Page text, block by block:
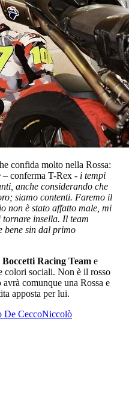
confida molto nella Rossa:
– conferma T-Rex - i tempi
anche considerando che
siamo contenti. Faremo il
non è stato affatto male, mi
tornare insella. Il team
bene sin dal primo
Boccetti Racing Team e
colori sociali. Non è il rosso
comunque una Rossa e
apposta per lui.
De CeccoNiccolò